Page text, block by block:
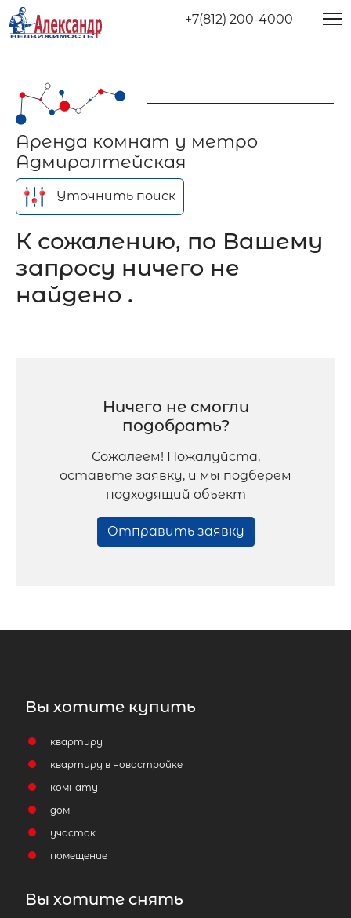
+7(812) 200-4000
Аренда комнат у метро
Адмиралтейская
Уточнить поиск
К сожалению, по Вашему
запросу ничего не
найдено .
Ничего не смогли
подобрать?
Сожалеем! Пожалуйста,
оставьте заявку, и мы подберем
подходящий объект
Отправить заявку
Вы хотите купить
квартиру
квартиру в новостройке
комнату
дом
участок
помещение
Вы хотите снять